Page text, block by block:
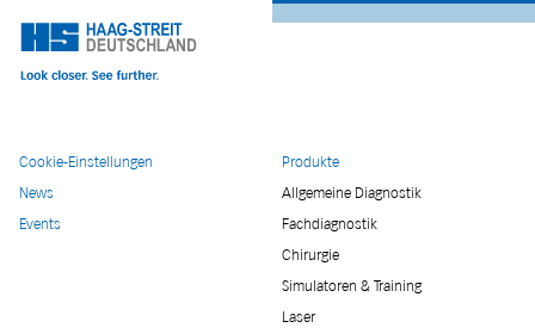
Cookie-Einstellungen
News
Events
Produkte
Allgemeine Diagnostik
Fachdiagnostik
Chirurgie
Simulatoren & Training
Laser